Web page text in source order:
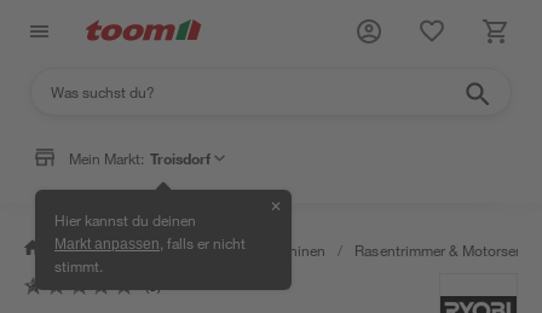
Mein Markt: Troisdorf
Hier kannst du deinen
Markt anpassen , falls er nicht
stimmt.
✕
/ Garten & Freizeit / Gartenmaschinen /
Rasentrimmer &